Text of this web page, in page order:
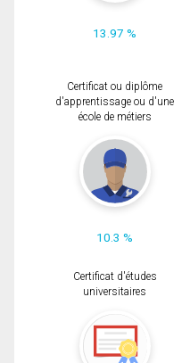
13.97 %
Certificat ou diplôme
d'apprentissage ou d'une
école de métiers
10.3 %
Certificat d'études
universitaires